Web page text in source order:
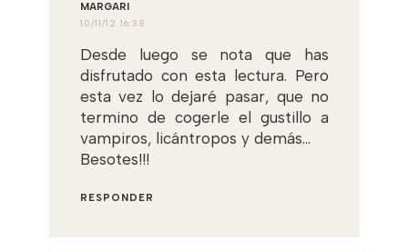
MARGARI
10/11/12 16:38
Desde luego se nota que has
disfrutado con esta lectura. Pero
esta vez lo dejaré pasar, que no
termino de cogerle el gustillo a
vampiros, licántropos y demás...
Besotes!!!
RESPONDER